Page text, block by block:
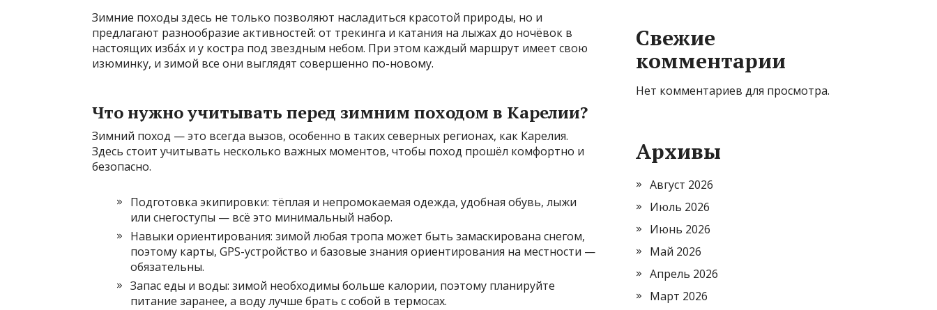
Зимние походы здесь не только позволяют насладиться красотой природы, но и
предлагают разнообразие активностей: от трекинга и катания на лыжах до ночёвок в
настоящих изба́х и у костра под звездным небом. При этом каждый маршрут имеет свою
изюминку, и зимой все они выглядят совершенно по-новому.
Что нужно учитывать перед зимним походом в Карелии?
Зимний поход — это всегда вызов, особенно в таких северных регионах, как Карелия.
Здесь стоит учитывать несколько важных моментов, чтобы поход прошёл комфортно и
безопасно.
Подготовка экипировки: тёплая и непромокаемая одежда, удобная обувь, лыжи
или снегоступы — всё это минимальный набор.
Навыки ориентирования: зимой любая тропа может быть замаскирована снегом,
поэтому карты, GPS-устройство и базовые знания ориентирования на местности —
обязательны.
Запас еды и воды: зимой необходимы больше калории, поэтому планируйте
питание заранее, а воду лучше брать с собой в термосах.
Свежие
комментарии
Нет комментариев для просмотра.
Архивы
Август 2026
Июль 2026
Июнь 2026
Май 2026
Апрель 2026
Март 2026